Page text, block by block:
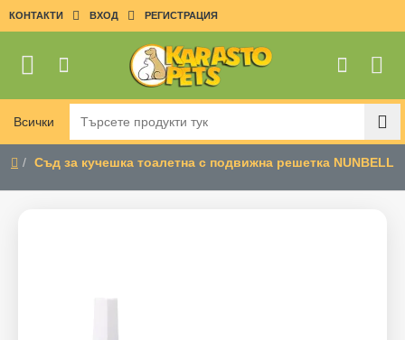
КОНТАКТИ ВХОД РЕГИСТРАЦИЯ
Всички
Търсете
продукти
тук
Съд за кучешка тоалетна с подвижна решетка NUNBELL